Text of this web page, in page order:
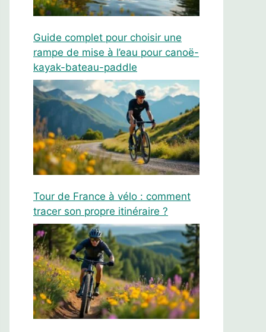
Guide complet pour choisir une
rampe de mise à l’eau pour canoë-
kayak-bateau-paddle
Tour de France à vélo : comment
tracer son propre itinéraire ?